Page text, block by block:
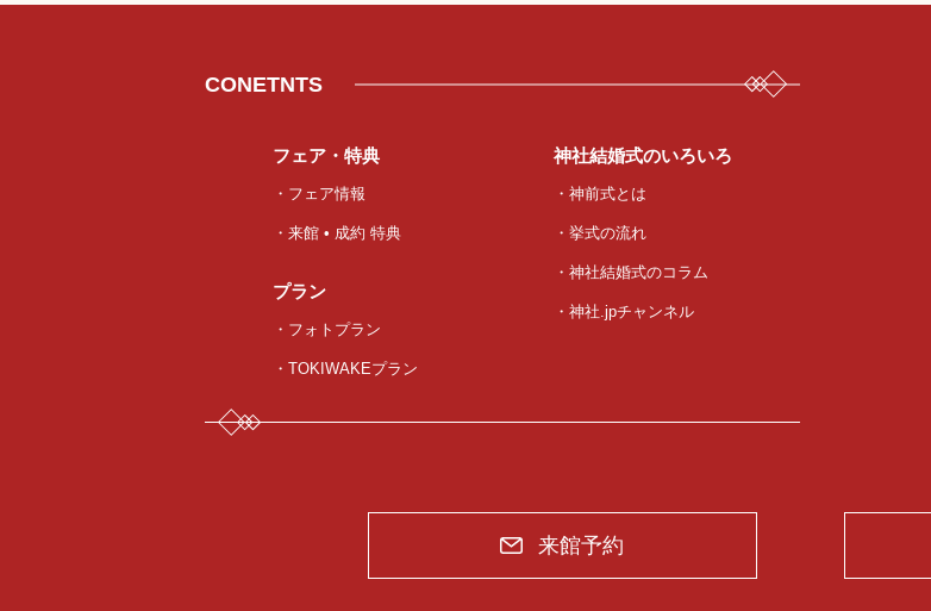
CONETNTS
フェア・特典
・フェア情報
・来館 • 成約 特典
プラン
・フォトプラン
・TOKIWAKEプラン
神社結婚式のいろいろ
・神前式とは
・挙式の流れ
・神社結婚式のコラム
・神社.jpチャンネル
来館予約